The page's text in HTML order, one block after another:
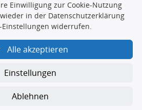
1 | 27386 Hemsbünde |
Einwilligung zur Cookie-Nutzung
in der Datenschutzerklärung
widerrufen.
Alle akzeptieren
Einstellungen
Ablehnen